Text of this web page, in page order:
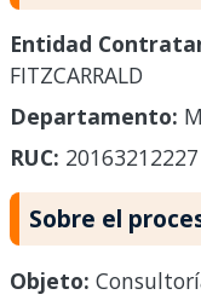
Entidad
FITZCARRALD
Departamento:
RUC: 20163212227
Sobre el
Objeto: